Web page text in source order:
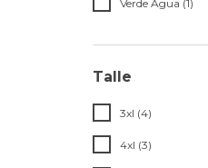
Verde Agua (1)
Talle
3xl (4)
4xl (3)